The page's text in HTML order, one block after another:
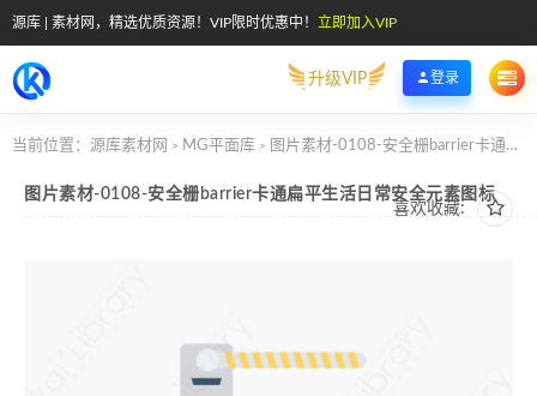
源库 | 素材网，精选优质资源！VIP限时优惠中！ 立即加入VIP
升级VIP 登录
当前位置： 源库素材网 > MG平面库 > 图片素材-0108-安全栅barrier卡通扁平生活日常安全元素图标
喜欢收藏:
图片素材-0108-安全栅barrier卡通扁平生活日常安全元素图标